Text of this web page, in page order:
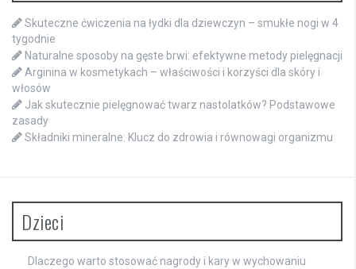
Skuteczne ćwiczenia na łydki dla dziewczyn – smukłe nogi w 4
tygodnie
Naturalne sposoby na gęste brwi: efektywne metody pielęgnacji
Arginina w kosmetykach – właściwości i korzyści dla skóry i
włosów
Jak skutecznie pielęgnować twarz nastolatków? Podstawowe
zasady
Składniki mineralne: Klucz do zdrowia i równowagi organizmu
Dzieci
Dlaczego warto stosować nagrody i kary w wychowaniu